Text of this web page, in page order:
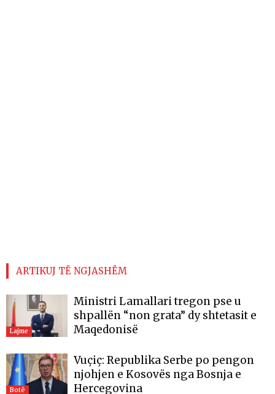
ARTIKUJ TË NGJASHËM
Lajme
Ministri Lamallari tregon pse u
shpallën “non grata” dy shtetasit e
Maqedonisë
Botë
Vuçiç: Republika Serbe po pengon
njohjen e Kosovës nga Bosnja e
Hercegovina